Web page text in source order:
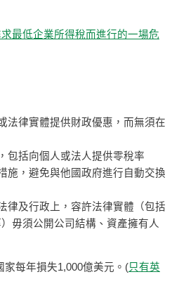
求最低企業所得稅而進行的一場危
法律實體提供財政優惠，而無須在
包括向個人或法人提供零稅率
施，避免與他國政府進行自動交換
律及行政上，容許法律實體（包括
毋須公開公司結構、資產擁有人
家每年損失1,000億美元。(只有英